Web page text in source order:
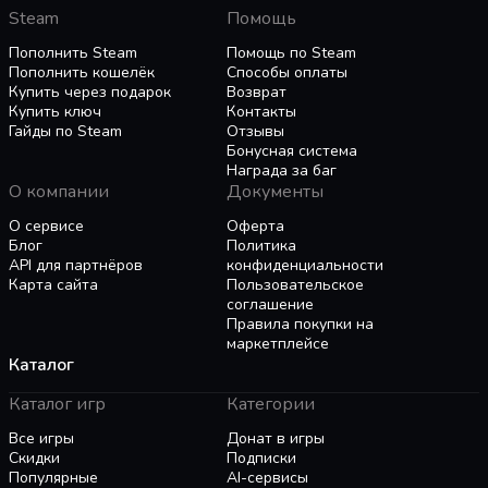
бандитов или толпы фриков, поэтому вы
должны уметь находить применение своим
ловушкам, оружию и улучшаемым навыкам,
чтобы остаться в живых. И, конечно же, не
забывайте о своем номадском байке,
бесценном средстве передвижения по этим
• Постоянно меняющееся окружение: садитесь
за руль верного мотоцикла Дикона и
исследуйте живой мир с постоянно
меняющимися погодными условиями, сменой
дня и ночи, эволюционирующими фриками,
которые приспосабливаются к окружению – и
немногими выжившими.
• Увлекательная история: погрузитесь в
мощную историю об отчаянии, предательстве и
сожалении, где вы возьмете на себя роль
Дикона Сент-Джона, который пытается
увидеть хотя бы проблеск надежды, чтобы
оправиться от тяжелой утраты. Что делает нас
Steam
Пополнить Steam
Пополнить кошелёк
Купить через подарок
Купить ключ
Гайды по Steam
Помощь
Помощь по Steam
Способы оплаты
Возврат
Контакты
Отзывы
Бонусная система
Награда за баг
О компании
О сервисе
Блог
API для партнёров
Карта сайта
Документы
Оферта
Политика
конфиденциальности
Пользовательское
соглашение
Правила покупки на
маркетплейсе
Каталог
Каталог игр
Все игры
Скидки
Популярные
Категории
Донат в игры
Подписки
AI-сервисы